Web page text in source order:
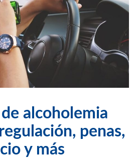
alcoholemia
penas,
y más